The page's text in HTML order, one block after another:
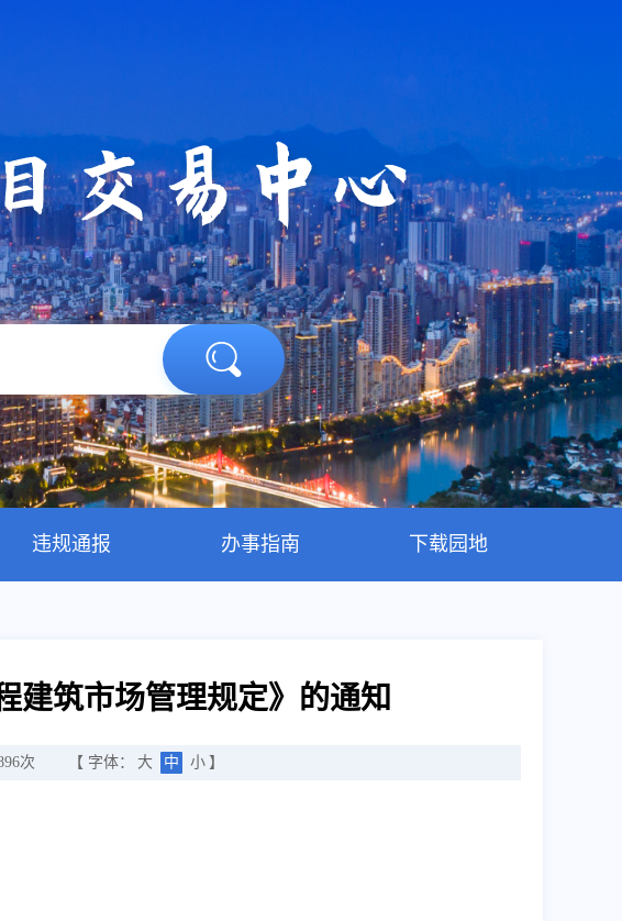
违规通报 办事指南 下载园地
建筑市场管理规定》的通知
次 【 字体： 大 中 小 】